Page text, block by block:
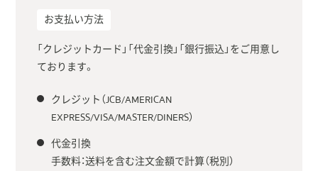
お支払い方法
「クレジットカード」「代金引換」「銀行振込」をご用意し
ております。
クレジット（JCB/AMERICAN
EXPRESS/VISA/MASTER/DINERS）
代金引換
手数料：送料を含む注文金額で計算（税別）